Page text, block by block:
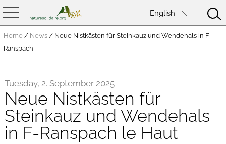
English
Home / News / Neue Nistkästen für Steinkauz und Wendehals in F-
Ranspach
Tuesday, 2. September 2025
Neue Nistkästen für
Steinkauz und Wendehals
in F-Ranspach le Haut